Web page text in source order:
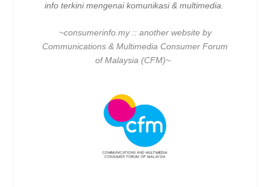
info terkini mengenai komunikasi & multimedia.
~consumerinfo.my :: another website by
Communications & Multimedia Consumer Forum
of Malaysia (CFM)~